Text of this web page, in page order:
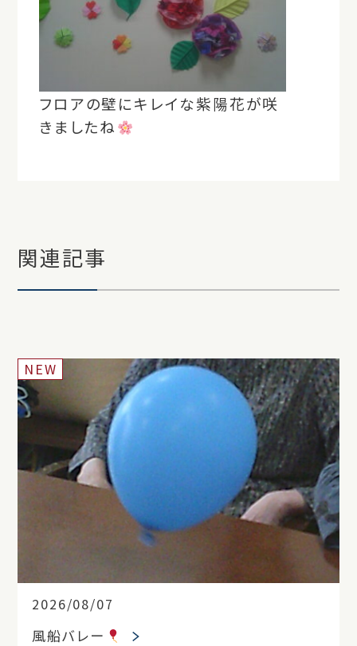
フロアの壁にキレイな紫陽花が咲
きましたね
関連記事
2026/08/07
NEW
風船バレー